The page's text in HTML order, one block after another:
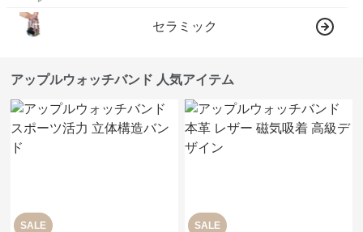
セラミック
アップルウォッチバンド 人気アイテム
SALE SALE